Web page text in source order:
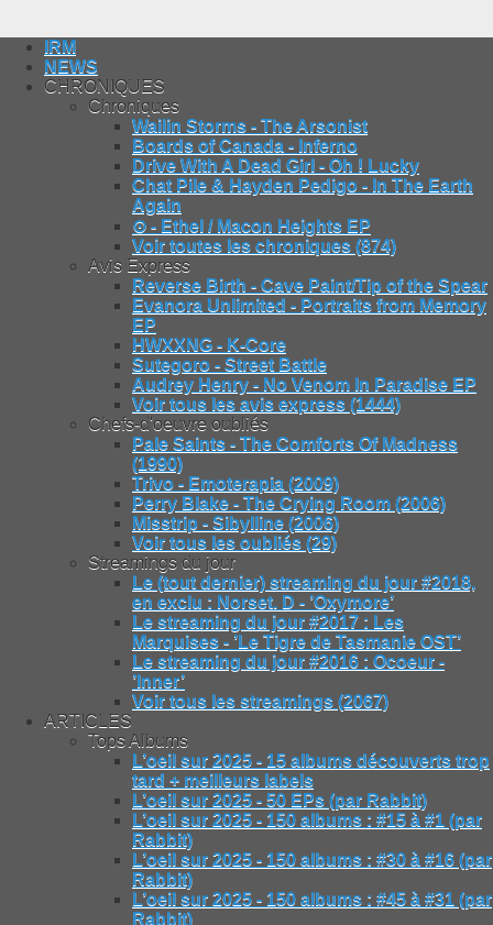
IRM
NEWS
CHRONIQUES
Chroniques
Wailin Storms - The Arsonist
Boards of Canada - Inferno
Drive With A Dead Girl - Oh ! Lucky
Chat Pile & Hayden Pedigo - In The Earth
Again
⊙ - Ethel / Macon Heights EP
Voir toutes les chroniques (874)
Avis Express
Reverse Birth - Cave Paint/Tip of the Spear
Evanora Unlimited - Portraits from Memory
EP
HWXXNG - K-Core
Sutegoro - Street Battle
Audrey Henry - No Venom In Paradise EP
Voir tous les avis express (1444)
Chefs-d'oeuvre oubliés
Pale Saints - The Comforts Of Madness
(1990)
Trivo - Emoterapia (2009)
Perry Blake - The Crying Room (2006)
Misstrip - Sibylline (2006)
Voir tous les oubliés (29)
Streamings du jour
Le (tout dernier) streaming du jour #2018,
en exclu : Norset. D - ’Oxymore’
Le streaming du jour #2017 : Les
Marquises - ’Le Tigre de Tasmanie OST’
Le streaming du jour #2016 : Ocoeur -
’Inner’
Voir tous les streamings (2067)
ARTICLES
Tops Albums
L’oeil sur 2025 - 15 albums découverts trop
tard + meilleurs labels
L’oeil sur 2025 - 50 EPs (par Rabbit)
L’oeil sur 2025 - 150 albums : #15 à #1 (par
Rabbit)
L’oeil sur 2025 - 150 albums : #30 à #16 (par
Rabbit)
L’oeil sur 2025 - 150 albums : #45 à #31 (par
Rabbit)